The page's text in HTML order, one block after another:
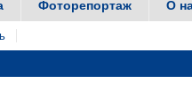
Фоторепортаж О